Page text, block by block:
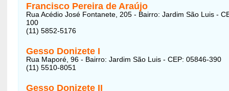
Francisco Pereira de Araújo
Rua Acédio José Fontanete, 205 - Bairro: Jardim São Luis -
100
(11) 5852-5176
Gesso Donizete I
Rua Maporé, 96 - Bairro: Jardim São Luis - CEP: 05846-390
(11) 5510-8051
Gesso Donizete II